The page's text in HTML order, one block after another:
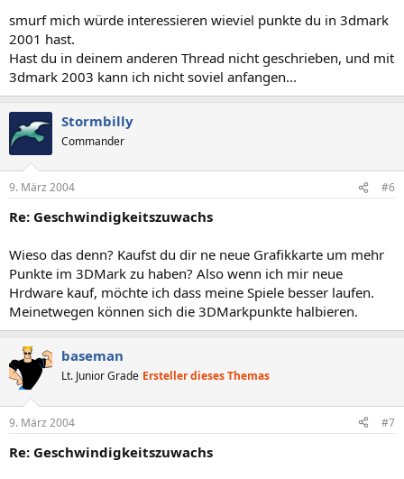
smurf mich würde interessieren wieviel punkte du in 3dmark
2001 hast.
Hast du in deinem anderen Thread nicht geschrieben, und mit
3dmark 2003 kann ich nicht soviel anfangen...
Stormbilly
Commander
9. März 2004 #6
Re: Geschwindigkeitszuwachs
Wieso das denn? Kaufst du dir ne neue Grafikkarte um mehr
Punkte im 3DMark zu haben? Also wenn ich mir neue
Hrdware kauf, möchte ich dass meine Spiele besser laufen.
Meinetwegen können sich die 3DMarkpunkte halbieren.
baseman
Lt. Junior Grade Ersteller dieses Themas
9. März 2004 #7
Re: Geschwindigkeitszuwachs